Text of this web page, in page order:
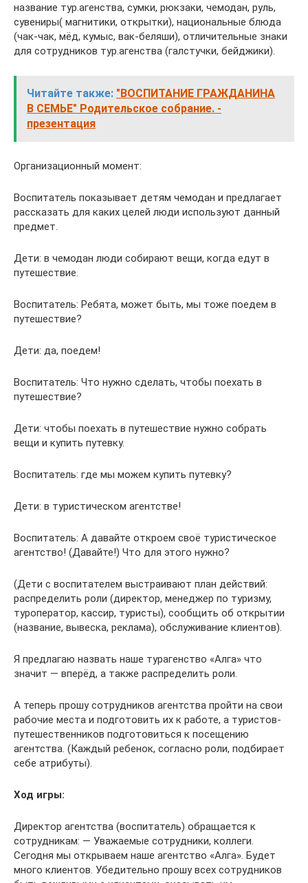
название тур.агенства, сумки, рюкзаки, чемодан, руль,
сувениры( магнитики, открытки), национальные блюда
(чак-чак, мёд, кумыс, вак-беляши), отличительные знаки
для сотрудников тур.агенства (галстучки, бейджики).
Читайте также: "ВОСПИТАНИЕ ГРАЖДАНИНА
В СЕМЬЕ" Родительское собрание. -
презентация
Организационный момент:
Воспитатель показывает детям чемодан и предлагает
рассказать для каких целей люди используют данный
предмет.
Дети: в чемодан люди собирают вещи, когда едут в
путешествие.
Воспитатель: Ребята, может быть, мы тоже поедем в
путешествие?
Дети: да, поедем!
Воспитатель: Что нужно сделать, чтобы поехать в
путешествие?
Дети: чтобы поехать в путешествие нужно собрать
вещи и купить путевку.
Воспитатель: где мы можем купить путевку?
Дети: в туристическом агентстве!
Воспитатель: А давайте откроем своё туристическое
агентство! (Давайте!) Что для этого нужно?
(Дети с воспитателем выстраивают план действий:
распределить роли (директор, менеджер по туризму,
туроператор, кассир, туристы), сообщить об открытии
(название, вывеска, реклама), обслуживание клиентов).
Я предлагаю назвать наше турагенство «Алга» что
значит — вперёд, а также распределить роли.
А теперь прошу сотрудников агентства пройти на свои
рабочие места и подготовить их к работе, а туристов-
путешественников подготовиться к посещению
агентства. (Каждый ребенок, согласно роли, подбирает
себе атрибуты).
Ход игры:
Директор агентства (воспитатель) обращается к
сотрудникам: — Уважаемые сотрудники, коллеги.
Сегодня мы открываем наше агентство «Алга». Будет
много клиентов. Убедительно прошу всех сотрудников